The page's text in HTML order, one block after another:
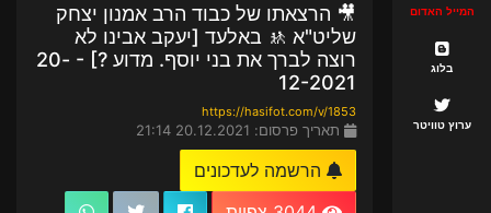
המייל האדום
בלוג
ערוץ טוויטר
🎥 הרצאתו של כבוד הרב אמנון יצחק
שליט"א 🚸 באלעד [יעקב אבינו לא
רוצה לברך את בני יוסף. מדוע ?] - 20-
12-2021
https://hasifot.com/v/1853
תאריך פרסום: 20.12.2021 21:14
הרשמה לעדכונים